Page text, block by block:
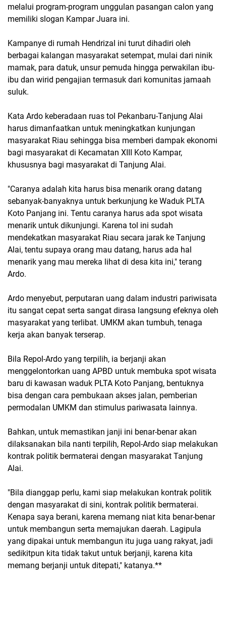
melalui program-program unggulan pasangan calon yang
memiliki slogan Kampar Juara ini.
Kampanye di rumah Hendrizal ini turut dihadiri oleh
berbagai kalangan masyarakat setempat, mulai dari ninik
mamak, para datuk, unsur pemuda hingga perwakilan ibu-
ibu dan wirid pengajian termasuk dari komunitas jamaah
suluk.
Kata Ardo keberadaan ruas tol Pekanbaru-Tanjung Alai
harus dimanfaatkan untuk meningkatkan kunjungan
masyarakat Riau sehingga bisa memberi dampak ekonomi
bagi masyarakat di Kecamatan XIII Koto Kampar,
khususnya bagi masyarakat di Tanjung Alai.
"Caranya adalah kita harus bisa menarik orang datang
sebanyak-banyaknya untuk berkunjung ke Waduk PLTA
Koto Panjang ini. Tentu caranya harus ada spot wisata
menarik untuk dikunjungi. Karena tol ini sudah
mendekatkan masyarakat Riau secara jarak ke Tanjung
Alai, tentu supaya orang mau datang, harus ada hal
menarik yang mau mereka lihat di desa kita ini," terang
Ardo.
Ardo menyebut, perputaran uang dalam industri pariwisata
itu sangat cepat serta sangat dirasa langsung efeknya oleh
masyarakat yang terlibat. UMKM akan tumbuh, tenaga
kerja akan banyak terserap.
Bila Repol-Ardo yang terpilih, ia berjanji akan
menggelontorkan uang APBD untuk membuka spot wisata
baru di kawasan waduk PLTA Koto Panjang, bentuknya
bisa dengan cara pembukaan akses jalan, pemberian
permodalan UMKM dan stimulus pariwasata lainnya.
Bahkan, untuk memastikan janji ini benar-benar akan
dilaksanakan bila nanti terpilih, Repol-Ardo siap melakukan
kontrak politik bermaterai dengan masyarakat Tanjung
Alai.
"Bila dianggap perlu, kami siap melakukan kontrak politik
dengan masyarakat di sini, kontrak politik bermaterai.
Kenapa saya berani, karena memang niat kita benar-benar
untuk membangun serta memajukan daerah. Lagipula
yang dipakai untuk membangun itu juga uang rakyat, jadi
sedikitpun kita tidak takut untuk berjanji, karena kita
memang berjanji untuk ditepati," katanya.**